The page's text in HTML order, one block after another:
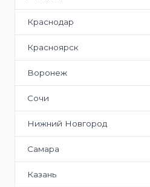
Краснодар
Красноярск
Воронеж
Сочи
Нижний Новгород
Самара
Казань